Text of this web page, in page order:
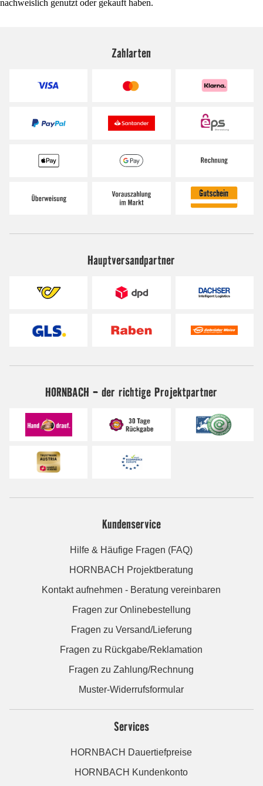
nachweislich genutzt oder gekauft haben.
Zahlarten
Hauptversandpartner
HORNBACH - der richtige Projektpartner
Kundenservice
Hilfe & Häufige Fragen (FAQ)
HORNBACH Projektberatung
Kontakt aufnehmen - Beratung vereinbaren
Fragen zur Onlinebestellung
Fragen zu Versand/Lieferung
Fragen zu Rückgabe/Reklamation
Fragen zu Zahlung/Rechnung
Muster-Widerrufsformular
Services
HORNBACH Dauertiefpreise
HORNBACH Kundenkonto